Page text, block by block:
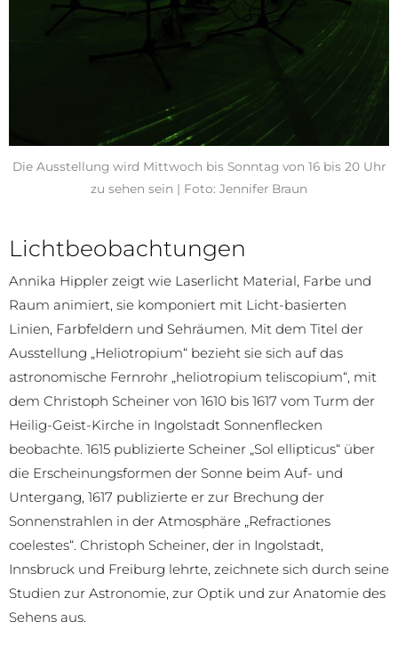
Die Ausstellung wird Mittwoch bis Sonntag von 16 bis 20 Uhr
zu sehen sein | Foto: Jennifer Braun
Lichtbeobachtungen
Annika Hippler zeigt wie Laserlicht Material, Farbe und
Raum animiert, sie komponiert mit Licht-basierten
Linien, Farbfeldern und Sehräumen. Mit dem Titel der
Ausstellung „Heliotropium“ bezieht sie sich auf das
astronomische Fernrohr „heliotropium teliscopium“, mit
dem Christoph Scheiner von 1610 bis 1617 vom Turm der
Heilig-Geist-Kirche in Ingolstadt Sonnenflecken
beobachte. 1615 publizierte Scheiner „Sol ellipticus“ über
die Erscheinungsformen der Sonne beim Auf- und
Untergang, 1617 publizierte er zur Brechung der
Sonnenstrahlen in der Atmosphäre „Refractiones
coelestes“. Christoph Scheiner, der in Ingolstadt,
Innsbruck und Freiburg lehrte, zeichnete sich durch seine
Studien zur Astronomie, zur Optik und zur Anatomie des
Sehens aus.